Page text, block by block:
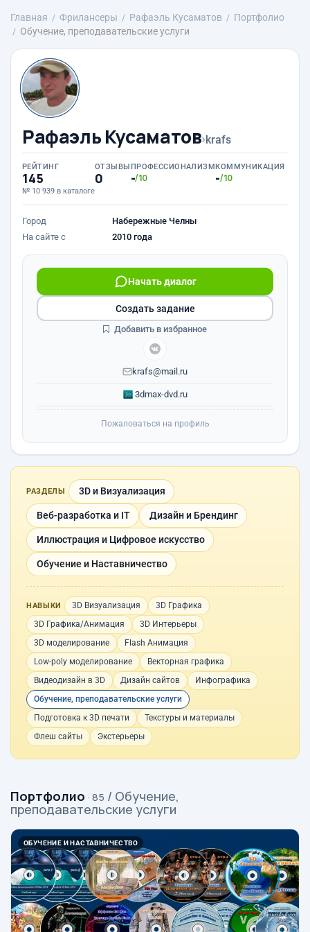
Главная Фрилансеры Рафаэль Кусаматов
Портфолио
Обучение, преподавательские услуги
Рафаэль Кусаматов›krafs
РЕЙТИНГ
145
№ 10 939 в каталоге
ОТЗЫВЫ
0
ПРОФЕССИОНАЛИЗМ
-/10
КОММУНИКАЦИЯ
-/10
Город
Набережные Челны
На сайте с
2010 года
Начать диалог
krafs@mail.ru
3dmax-dvd.ru
Создать задание
Добавить в избранное
Пожаловаться на профиль
РАЗДЕЛЫ 3D и Визуализация
Веб-разработка и IT Дизайн и Брендинг
Иллюстрация и Цифровое искусство
Обучение и Наставничество
НАВЫКИ 3D Визуализация
3D Графика
3D Графика/Анимация
3D Интерьеры
3D моделирование
Flash Анимация
Low-poly моделирование
Векторная графика
Видеодизайн в 3D
Дизайн сайтов
Инфографика
Обучение, преподавательские услуги
Подготовка к 3D печати
Текстуры и материалы
Флеш сайты
Экстерьеры
Портфолио · 85 / Обучение,
преподавательские услуги
ОБУЧЕНИЕ И НАСТАВНИЧЕСТВО